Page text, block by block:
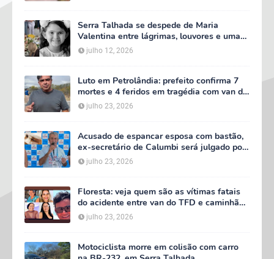
Serra Talhada se despede de Maria
Valentina entre lágrimas, louvores e uma
multidão que caminhou ao lado da família
julho 12, 2026
Luto em Petrolândia: prefeito confirma 7
mortes e 4 feridos em tragédia com van do
TFD e decreta três dias de luto oficial
julho 23, 2026
Acusado de espancar esposa com bastão,
ex-secretário de Calumbi será julgado por
tentativa de feminicídio
julho 23, 2026
Floresta: veja quem são as vítimas fatais
do acidente entre van do TFD e caminhão
na PE-360
julho 23, 2026
Motociclista morre em colisão com carro